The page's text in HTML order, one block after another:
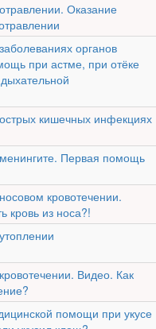
Оказание
органов
при астме, при отёке
кишечных инфекциях
Первая помощь
кровотечении.
кровь из носа?!
Видео. Как
помощи при укусе